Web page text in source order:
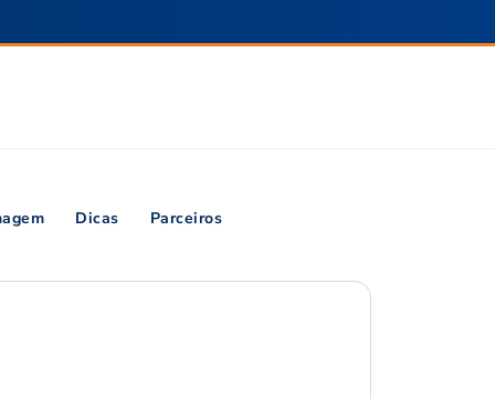
Dicas Parceiros